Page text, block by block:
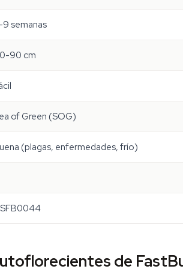
9 semanas
90 cm
of Green (SOG)
(plagas, enfermedades, frío)
de